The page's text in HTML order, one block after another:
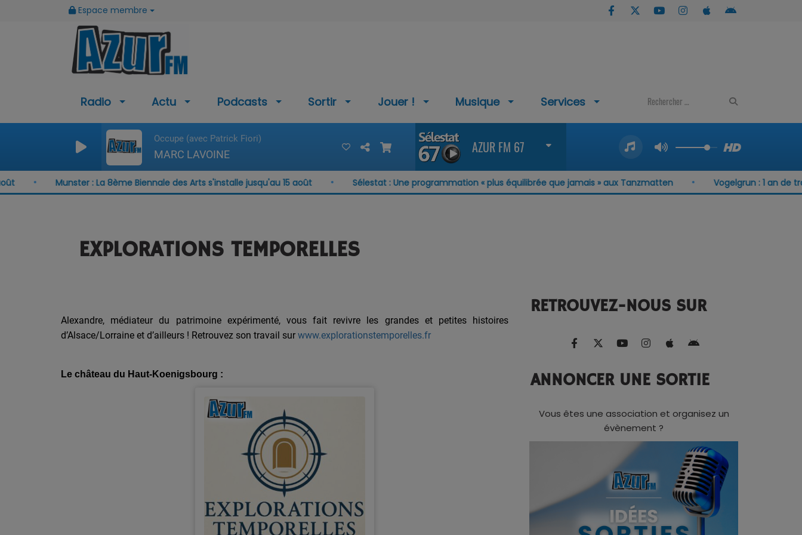
Espace membre
Radio Actu Podcasts Sortir Jouer ! Musique Services
Occupe (avec Patrick Fiori)
MARC LAVOINE AZUR FM 67
Munster : La 8ème Biennale des Arts s'installe jusqu'au 15 août Sélestat : Une programmation « plus équilibrée que jamais » aux Tanzmatten Vogelgrun : 1 an de travaux
EXPLORATIONS TEMPORELLES
Alexandre, médiateur du patrimoine expérimenté, vous fait revivre les grandes et petites histoires
d’Alsace/Lorraine et d’ailleurs ! Retrouvez son travail sur www.explorationstemporelles.fr
Le château du Haut-Koenigsbourg :
RETROUVEZ-NOUS SUR
ANNONCER UNE SORTIE
Vous êtes une association et organisez un
évènement ?